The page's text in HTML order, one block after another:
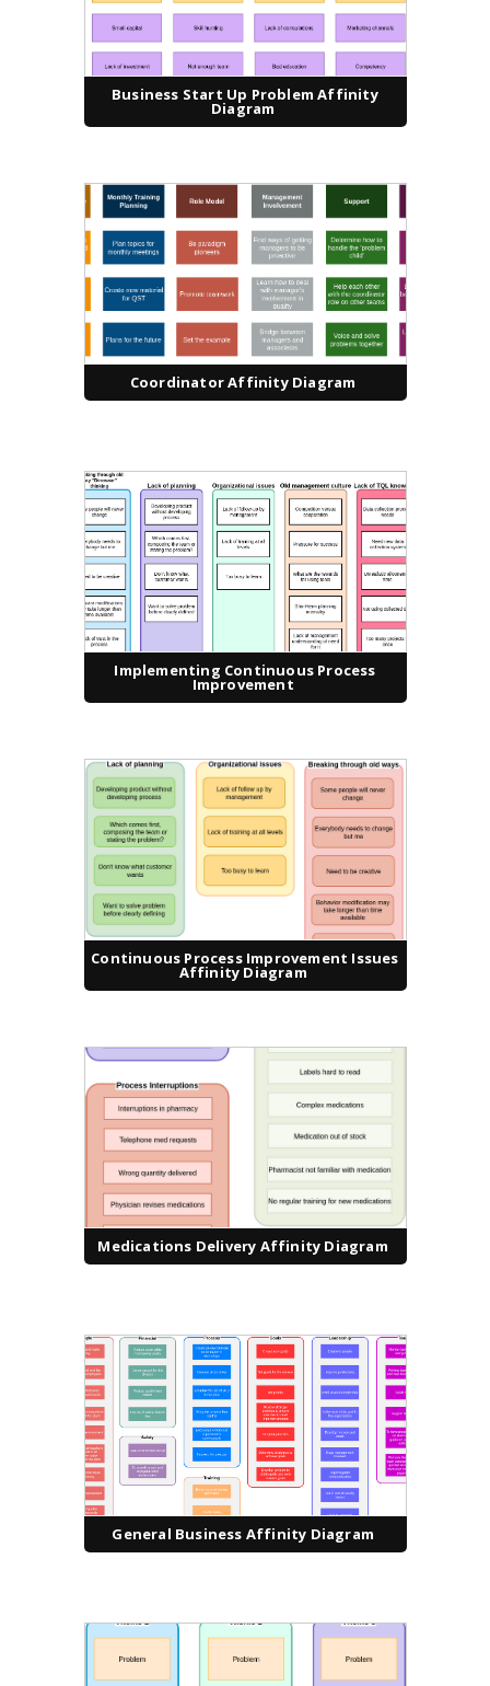
Business Start Up Problem Affinity
Diagram
Coordinator Affinity Diagram
Implementing Continuous Process
Improvement
Continuous Process Improvement Issues
Affinity Diagram
Medications Delivery Affinity Diagram
General Business Affinity Diagram